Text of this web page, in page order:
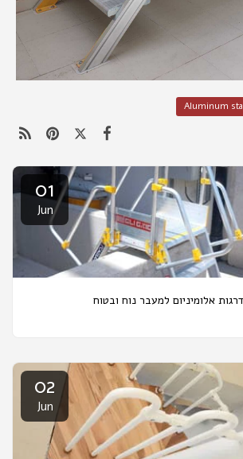
Aluminum
01
Jun
אלומיניום למעבר נוח ובטוח
02
Jun